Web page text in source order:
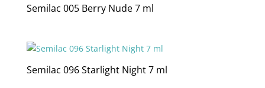
Semilac 005 Berry Nude 7 ml
Semilac 096 Starlight Night 7 ml